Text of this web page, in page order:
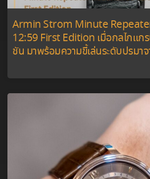
Armin Strom Minute
12:59 First Edition เมื่อกลไกแก
ชัน มาพร้อมความขี้เล่นระดับปรมาจ